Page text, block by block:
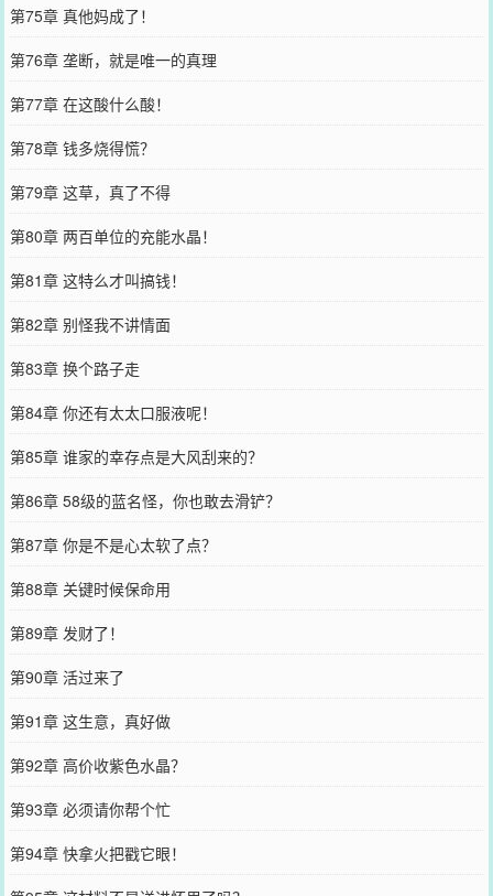
第75章 真他妈成了！
第76章 垄断，就是唯一的真理
第77章 在这酸什么酸！
第78章 钱多烧得慌？
第79章 这草，真了不得
第80章 两百单位的充能水晶！
第81章 这特么才叫搞钱！
第82章 别怪我不讲情面
第83章 换个路子走
第84章 你还有太太口服液呢！
第85章 谁家的幸存点是大风刮来的？
第86章 58级的蓝名怪，你也敢去滑铲？
第87章 你是不是心太软了点？
第88章 关键时候保命用
第89章 发财了！
第90章 活过来了
第91章 这生意，真好做
第92章 高价收紫色水晶？
第93章 必须请你帮个忙
第94章 快拿火把戳它眼！